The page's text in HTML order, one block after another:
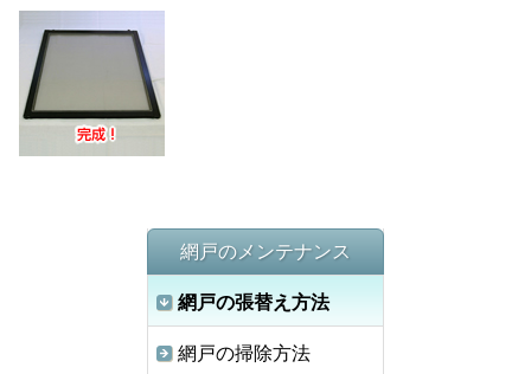
網戸のメンテナンス
網戸の張替え方法
網戸の掃除方法